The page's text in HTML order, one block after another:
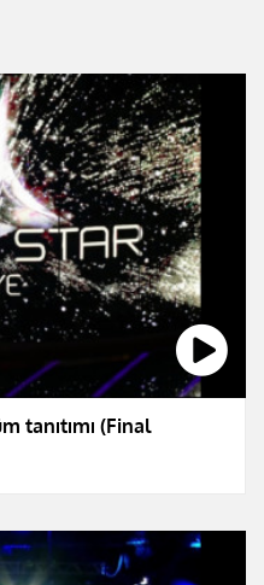
tanıtımı (Final